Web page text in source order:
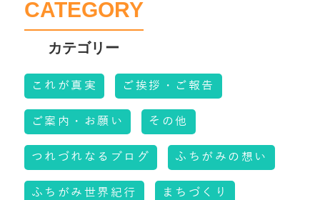
CATEGORY
これが真実 ご挨拶・ご報告
ご案内・お願い その他
つれづれなるブログ ふちがみの想い
ふちがみ世界紀行 まちづくり